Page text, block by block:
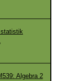
Algebra 2